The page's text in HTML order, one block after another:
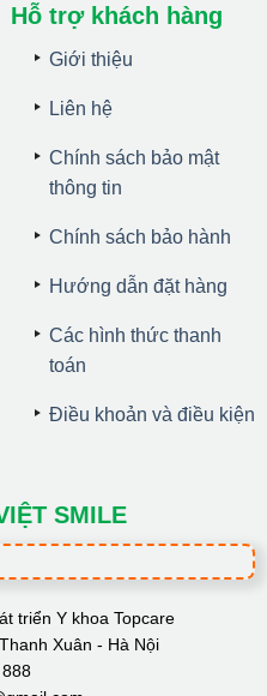
Hỗ trợ khách hàng
Giới thiệu
Liên hệ
Chính sách bảo mật
thông tin
Chính sách bảo hành
Hướng dẫn đặt hàng
Các hình thức thanh
toán
Điều khoản và điều kiện
SMILE
triển Y khoa Topcare
Xuân - Hà Nội